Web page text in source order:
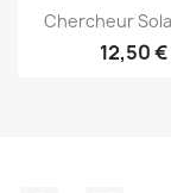
Aperçu
Chercheur
12,50 €